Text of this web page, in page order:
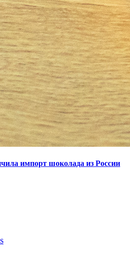
импорт шоколада из России